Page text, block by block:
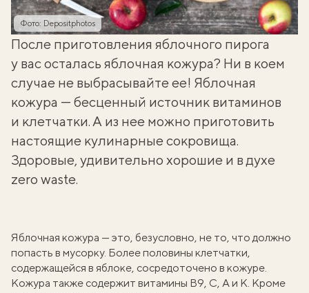
Фото: Depositphotos
После приготовления яблочного пирога
у вас осталась яблочная кожура? Ни в коем
случае не выбрасывайте ее! Яблочная
кожура — бесценный источник витаминов
и клетчатки. А из нее можно приготовить
настоящие кулинарные сокровища.
Здоровые, удивительно хорошие и в духе
zero waste.
Яблочная кожура — это, безусловно, не то, что должно
попасть в мусорку. Более половины клетчатки,
содержащейся в яблоке, сосредоточено в кожуре.
Кожура также содержит витамины В9, С, А и К. Кроме